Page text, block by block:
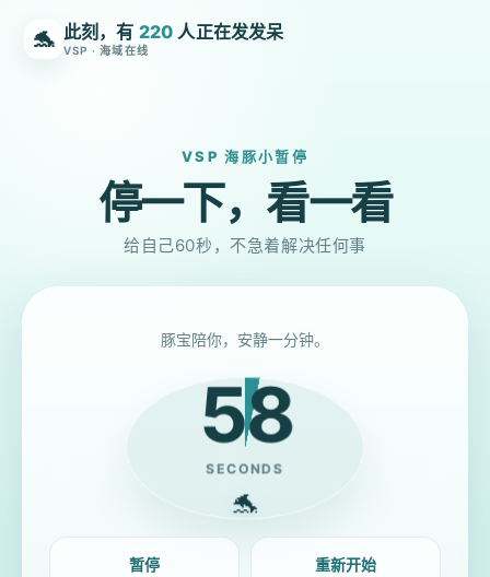
🐬 此刻，有 220 人正在发发呆
VSP · 海域在线
VSP 海豚小暂停
停一下，看一看
给自己60秒，不急着解决任何事
豚宝陪你，安静一分钟。
58
SECONDS
🐬
暂停 重新开始